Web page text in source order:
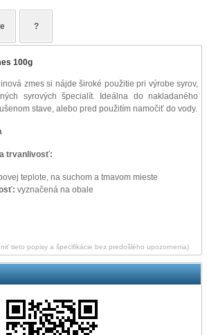
?
100g
zmes si nájde široké použitie pri výrobe syrov,
syrových špecialít. Ideálna do nakladaného
stave, alebo pred použitím namočiť do vody.
trvanlivosť:
teplote, na suchom a tmavom mieste
vyznačená na obale
tieto popisy a špecifikácie bez predošlého upozornenia)